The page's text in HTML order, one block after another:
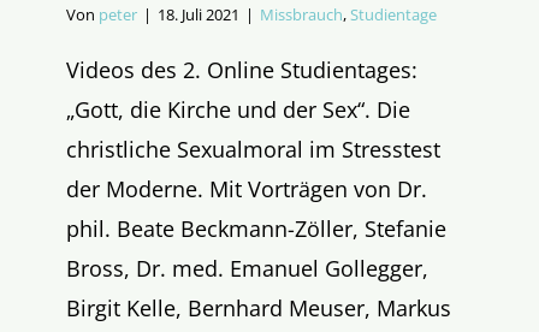
Von peter | 18. Juli 2021 | Missbrauch,Studientage
Videos des 2. Online Studientages:
„Gott, die Kirche und der Sex“. Die
christliche Sexualmoral im Stresstest
der Moderne. Mit Vorträgen von Dr.
phil. Beate Beckmann-Zöller, Stefanie
Bross, Dr. med. Emanuel Gollegger,
Birgit Kelle, Bernhard Meuser, Markus